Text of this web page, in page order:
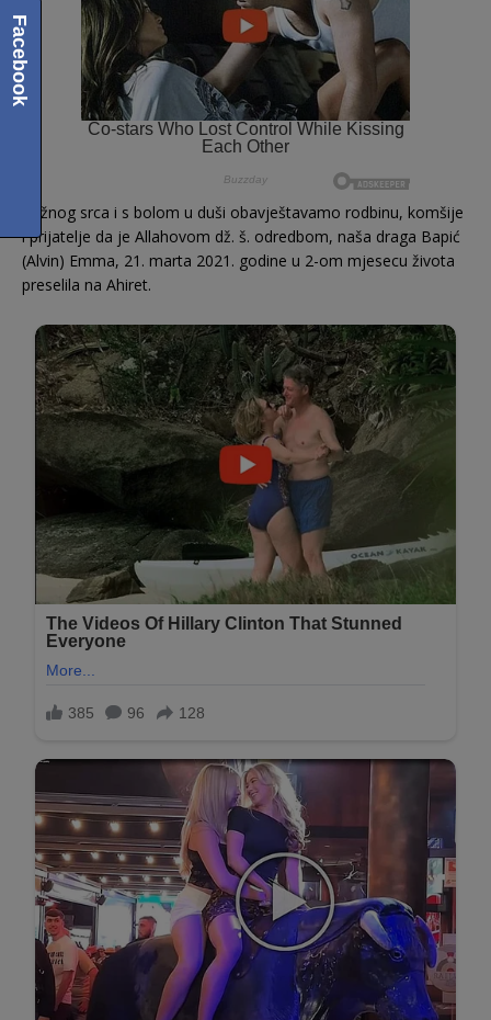
Tužnog srca i s bolom u duši obavještavamo rodbinu, komšije
i prijatelje da je Allahovom dž. š. odredbom, naša draga Bapić
(Alvin) Emma, 21. marta 2021. godine u 2-om mjesecu života
preselila na Ahiret.
Facebook